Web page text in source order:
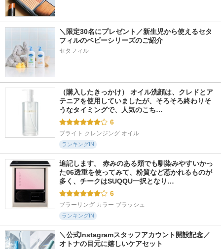
＼限定30名にプレゼント／新生児から使えるセタ
フィルのベビーシリーズのご紹介
セタフィル
（購入したきっかけ） オイル洗顔は、クレドとア
テニアを使用していましたが、そろそろ終わりそ
うなタイミングで、人気のこち…
6
ブライト クレンジング オイル
ランキングIN
追記します。 赤みのある頬でも馴染みやすいかっ
た06透重を使ってみて、粉質など惹かれるものが
多く、チークはSUQQU一択となり…
6
ブラーリング カラー ブラッシュ
ランキングIN
＼公式Instagramスタッフアカウント開設記念／
オトナの目元に嬉しいケアセット